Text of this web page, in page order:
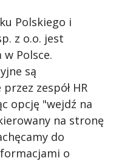
Polskiego i
z o.o. jest
Polsce.
są
zespół HR
opcję "wejdź na
na stronę
do
o